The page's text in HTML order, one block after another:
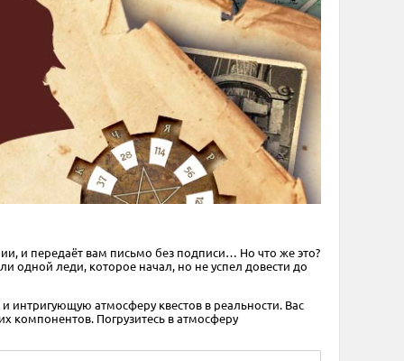
и передаёт вам письмо без подписи… Но что же это?
одной леди, которое начал, но не успел довести до
интригующую атмосферу квестов в реальности. Вас
компонентов. Погрузитесь в атмосферу